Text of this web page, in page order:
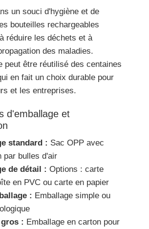
un souci d'hygiène et de
bouteilles rechargeables
réduire les déchets et à
des maladies.
peut être réutilisé des centaines
en fait un choix durable pour
et les entreprises.
d'emballage et
standard : Sac OPP avec
par bulles d'air
de détail : Options : carte
en PVC ou carte en papier
: Emballage simple ou
: Emballage en carton pour